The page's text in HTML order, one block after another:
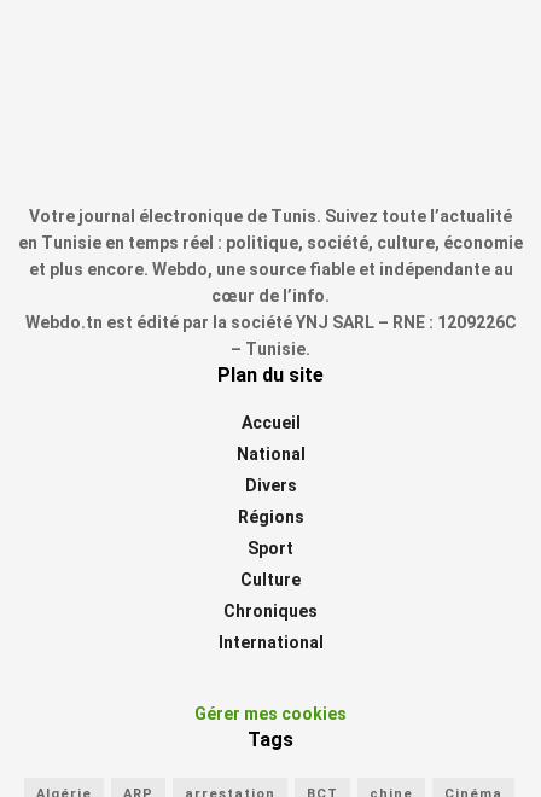
Votre journal électronique de Tunis. Suivez toute l’actualité
en Tunisie en temps réel : politique, société, culture, économie
et plus encore. Webdo, une source fiable et indépendante au
cœur de l’info.
Webdo.tn est édité par la société YNJ SARL – RNE : 1209226C
– Tunisie.
Plan du site
Accueil
National
Divers
Régions
Sport
Culture
Chroniques
International
Gérer mes cookies
Tags
Algérie ARP arrestation BCT chine Cinéma